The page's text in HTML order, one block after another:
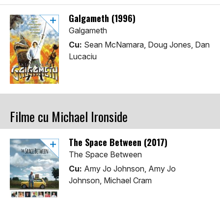
Galgameth (1996)
Galgameth
Cu: Sean McNamara, Doug Jones, Dan
Lucaciu
Filme cu Michael Ironside
The Space Between (2017)
The Space Between
Cu: Amy Jo Johnson, Amy Jo
Johnson, Michael Cram